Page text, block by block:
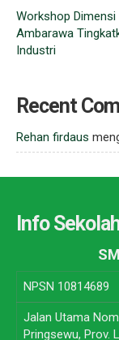
Workshop Dimensi
Ambarawa
Industri
Recent
Rehan firdaus
Info
NPSN 10814689
Jalan Utama
Pringsewu, Prov.